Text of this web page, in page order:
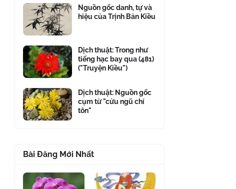
Nguồn gốc danh, tự và
hiệu của Trịnh Bản Kiều
Dịch thuật: Trong như
tiếng hạc bay qua (481)
("Truyện Kiều")
Dịch thuật: Nguồn gốc
cụm từ "cửu ngũ chí
tôn"
Bài Đăng Mới Nhất